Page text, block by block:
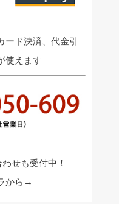
ド決済、代金引
使えます
せも受付中！
から→